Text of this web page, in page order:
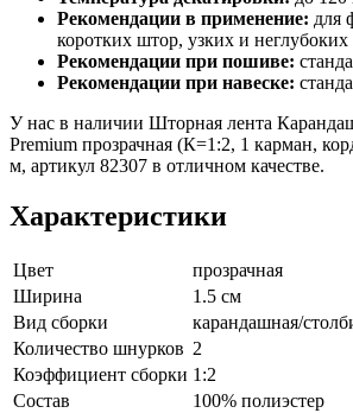
Рекомендации в применение: для
коротких штор, узких и
Рекомендации при пошиве:
Рекомендации при навеске:
У нас в наличии Шторная лента
Premium прозрачная (К=1:2, 1 карман,
м, артикул 82307 в отличном качестве.
Характеристики
Цвет
прозрачная
Ширина
1.5 см
Вид сборки
карандашная/
Количество шнурков 2
Коэффициент сборки 1:2
Состав
100% полиэстер